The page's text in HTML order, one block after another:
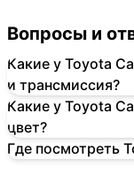
Вопросы и
Какие у Toyota
и трансмиссия?
Какие у Toyota
цвет?
Где посмотреть